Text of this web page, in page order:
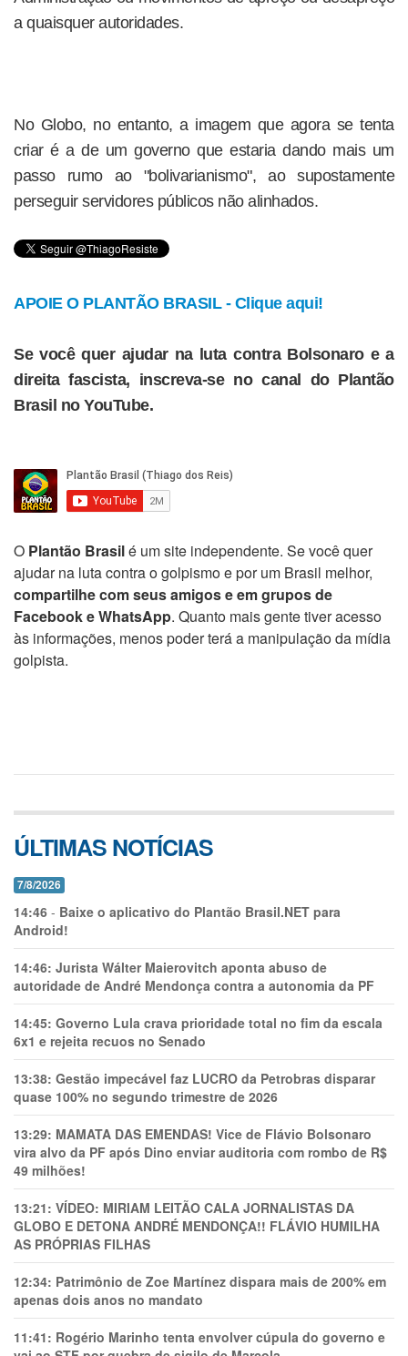
a quaisquer autoridades.
No Globo, no entanto, a imagem que agora se tenta
criar é a de um governo que estaria dando mais um
passo rumo ao "bolivarianismo", ao supostamente
perseguir servidores públicos não alinhados.
APOIE O PLANTÃO BRASIL - Clique aqui!
Se você quer ajudar na luta contra Bolsonaro e a
direita fascista, inscreva-se no canal do Plantão
Brasil no YouTube.
O Plantão Brasilé um site independente. Se você quer
ajudar na luta contra o golpismo e por um Brasil melhor,
compartilhe com seus amigos e em grupos de
Facebook e WhatsApp. Quanto mais gente tiver acesso
às informações, menos poder terá a manipulação da mídia
golpista.
ÚLTIMAS NOTÍCIAS
7/8/2026
14:46 - Baixe o aplicativo do Plantão Brasil.NET para
Android!
14:46: Jurista Wálter Maierovitch aponta abuso de
autoridade de André Mendonça contra a autonomia da PF
14:45: Governo Lula crava prioridade total no fim da escala
6x1 e rejeita recuos no Senado
13:38: Gestão impecável faz LUCRO da Petrobras disparar
quase 100% no segundo trimestre de 2026
13:29: MAMATA DAS EMENDAS! Vice de Flávio Bolsonaro
vira alvo da PF após Dino enviar auditoria com rombo de R$
49 milhões!
13:21: VÍDEO: MIRIAM LEITÃO CALA JORNALISTAS DA
GLOBO E DETONA ANDRÉ MENDONÇA!! FLÁVIO HUMILHA
AS PRÓPRIAS FILHAS
12:34: Patrimônio de Zoe Martínez dispara mais de 200% em
apenas dois anos no mandato
11:41: Rogério Marinho tenta envolver cúpula do governo e